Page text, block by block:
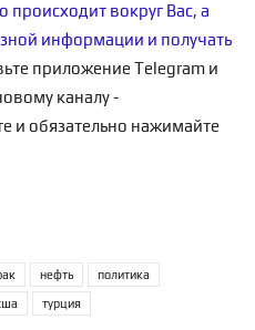
происходит вокруг Вас, а
информации и получать
приложение Telegram и
каналу -
и обязательно нажимайте
нефть политика
турция